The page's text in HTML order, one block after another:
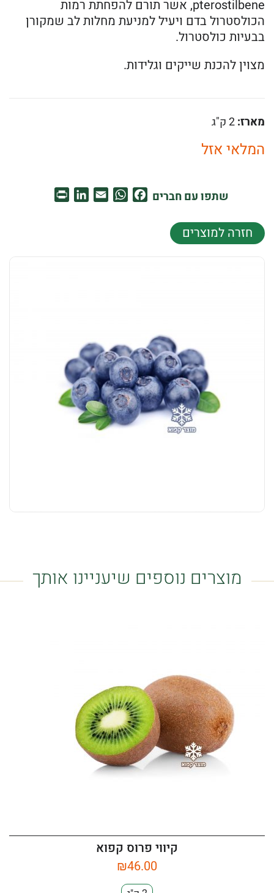
pterostilbene, אשר תורם להפחתת רמות
הכולסטרול בדם ויעיל למניעת מחלות לב שמקורן
בבעיות כולסטרול.
מצוין להכנת שייקים וגלידות.
מארז:2 ק"ג
המלאי אזל
שתפו עם חברים Facebook
WhatsApp
Email
LinkedIn
חזרה למוצרים
מוצרים נוספים שיעניינו אותך
קיווי פרוס קפוא
₪46.00